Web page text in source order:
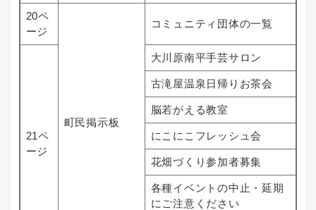
20ペ
ージ
町民掲示板
コミュニティ団体の一覧
21ペ
ージ
大川原南平手芸サロン
古滝屋温泉日帰りお茶会
脳若がえる教室
にこにこフレッシュ会
花畑づくり参加者募集
各種イベントの中止・延期
にご注意ください